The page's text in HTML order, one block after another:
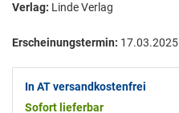
Verlag: Linde Verlag
Erscheinungstermin: 17.03.2025
In AT versandkostenfrei
Sofort lieferbar